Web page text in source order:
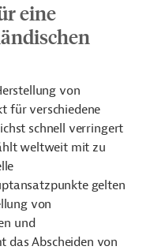
eine
von
für verschiedene
schnell verringert
weltweit mit zu
gelten
von
und
das Abscheiden von